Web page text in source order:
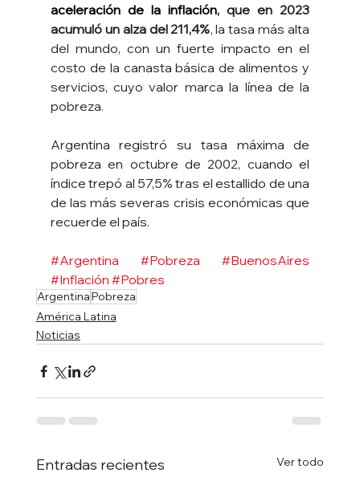
aceleración de la inflación, que en 2023
acumuló un alza del 211,4%, la tasa más alta
del mundo, con un fuerte impacto en el
costo de la canasta básica de alimentos y
servicios, cuyo valor marca la línea de la
pobreza.
Argentina registró su tasa máxima de
pobreza en octubre de 2002, cuando el
índice trepó al 57,5% tras el estallido de una
de las más severas crisis económicas que
recuerde el país.
#Argentina #Pobreza
#BuenosAires
#Inflación #Pobres
ArgentinaPobreza
América Latina
Noticias
Entradas recientes Ver todo